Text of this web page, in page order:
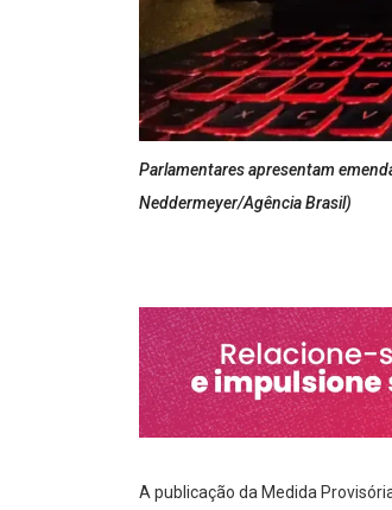
Parlamentares apresentam
Neddermeyer/Agência Brasil)
A publicação da Medida